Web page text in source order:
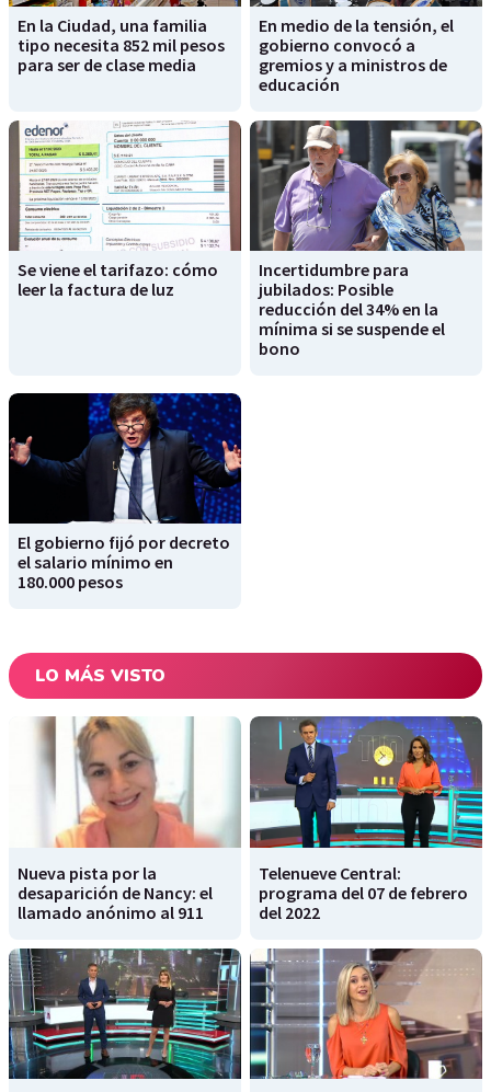
En la Ciudad, una familia
tipo necesita 852 mil pesos
para ser de clase media
En medio de la tensión, el
gobierno convocó a
gremios y a ministros de
educación
Se viene el tarifazo: cómo
leer la factura de luz
Incertidumbre para
jubilados: Posible
reducción del 34% en la
mínima si se suspende el
bono
El gobierno fijó por decreto
el salario mínimo en
180.000 pesos
LO MÁS VISTO
Nueva pista por la
desaparición de Nancy: el
llamado anónimo al 911
Telenueve Central:
programa del 07 de febrero
del 2022